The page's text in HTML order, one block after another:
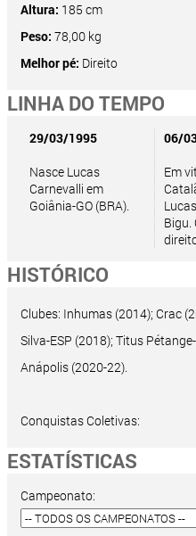
Altura: 185 cm
Peso: 78,00 kg
Melhor pé: Direito
LINHA DO TEMPO
29/03/1995
Nasce Lucas
Carnevalli em
Goiânia-GO (BRA).
06/
Em
Bigu.
HISTÓRICO
Clubes: Inhumas (2014); Crac
Silva-ESP (2018); Titus
Anápolis (2020-22).
Conquistas Coletivas:
ESTATÍSTICAS
Campeonato: